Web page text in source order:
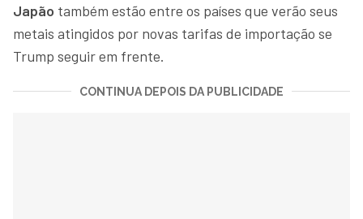
Japão também estão entre os países que verão seus
metais atingidos por novas tarifas de importação se
Trump seguir em frente.
CONTINUA DEPOIS DA PUBLICIDADE